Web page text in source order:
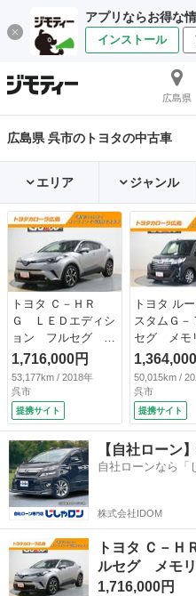
アプリならお得な
インストール
広島県
広島県 呉市のトヨタの中古車
エリア ジャンル
トヨタ Ｃ－ＨＲ
Ｇ ＬＥＤエディシ
ョン フルセグ メ
モリーナビ ＤＶＤ
再生 ミュージック
プレイヤー接続可
バックカメラ 衝突
被害軽減システム
ＥＴＣ ドラレコ
ＬＥＤヘッドラン
プ ワンオーナー
記録簿 （検9.6）
1,716,000円
53,177km / 2018年
呉市
提携サイト
トヨタ ル
スタムＧ
セグ メモ
ビ ＤＶＤ
ュージック
ー接続可
ター バッ
ラ 衝突被
ステム Ｅ
ラレコ 両
ライド Ｌ
アイドリン
50,015km /
呉市
提携サイト
【自社ローン
自社ローンなら「
株式会社IDOM
トヨタ Ｃ－
ルセグ メモ
1,716,000円